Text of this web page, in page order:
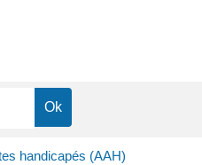
handicapés (AAH)